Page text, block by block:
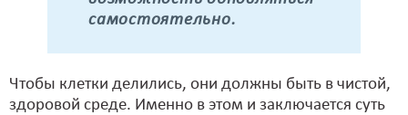
самостоятельно.
Чтобы клетки делились, они должны быть в чистой,
здоровой среде. Именно в этом и заключается суть